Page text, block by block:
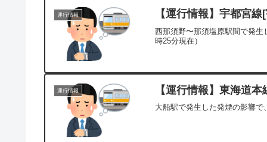
運行情報 【運行情報】宇都宮
西那須野〜那須塩原駅間で発生
時25分現在）
運行情報 【運行情報】東海道
大船駅で発生した発煙の影響で